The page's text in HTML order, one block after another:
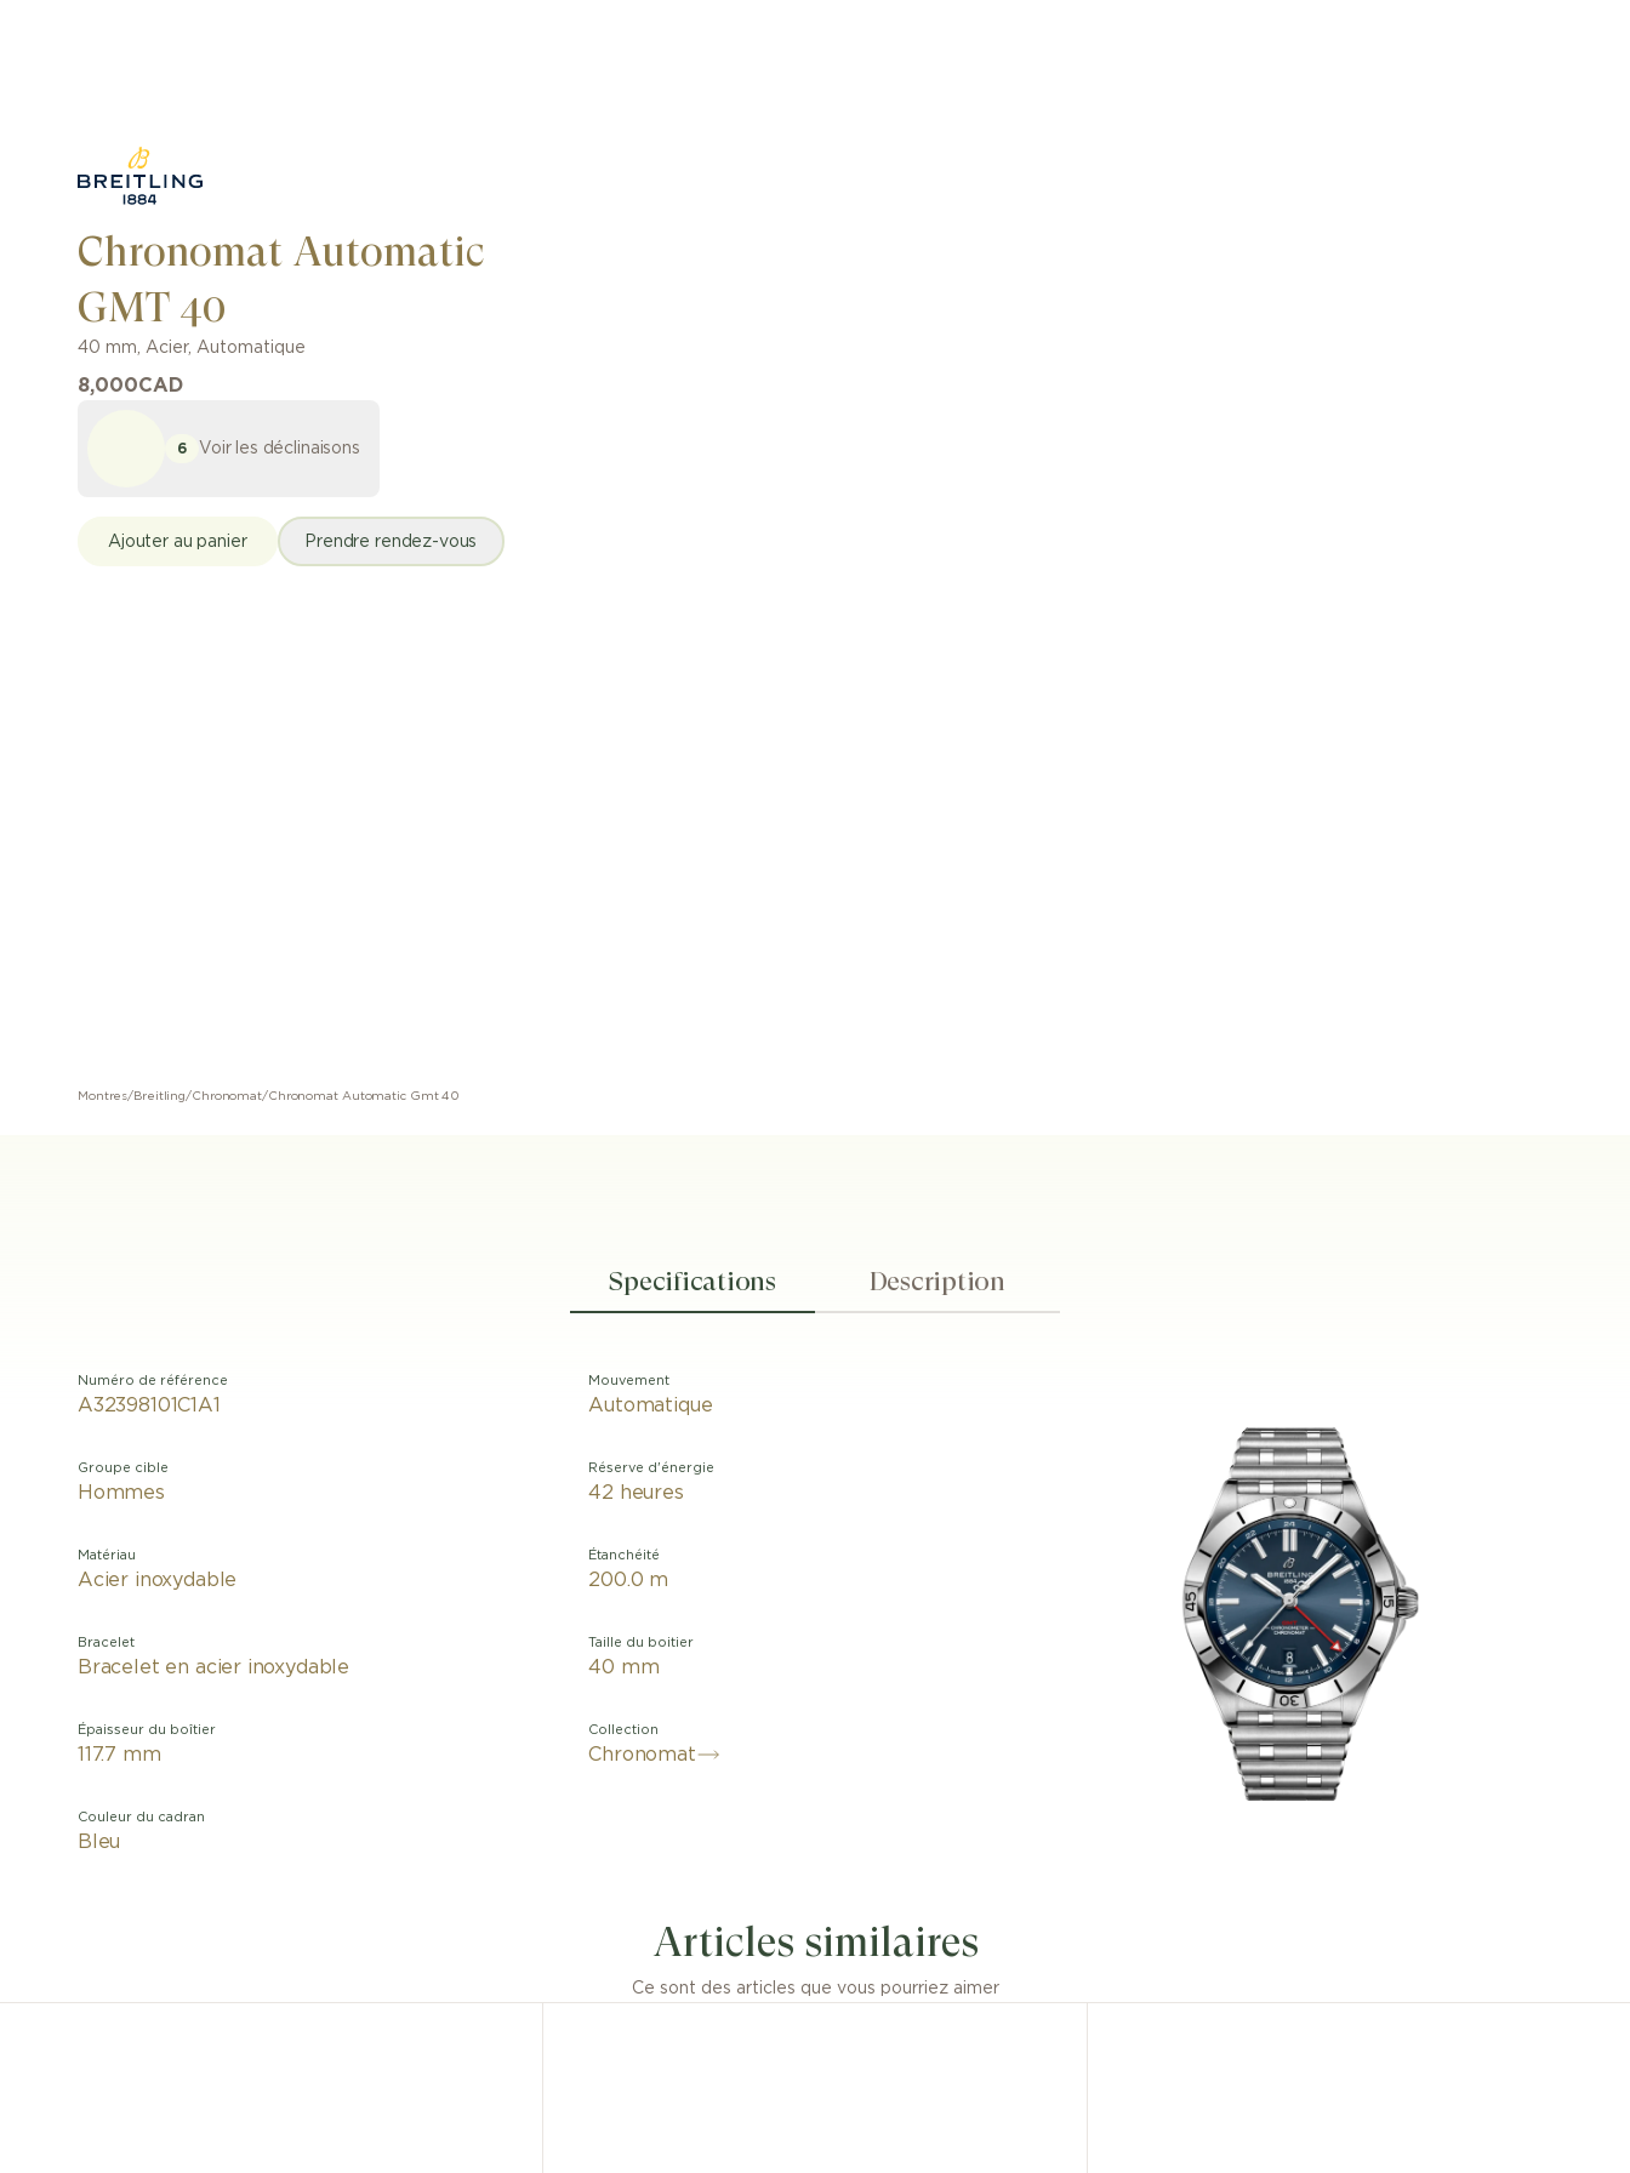
Chronomat Automatic
GMT 40
40 mm, Acier, Automatique
8,000CAD
6 Voir les déclinaisons
Ajouter au panier Prendre rendez-vous
Montres/ Breitling/Chronomat/Chronomat Automatic Gmt 40
Specifications Description
Numéro de référence
A32398101C1A1
Groupe cible
Hommes
Matériau
Acier inoxydable
Bracelet
Bracelet en acier inoxydable
Épaisseur du boîtier
117.7 mm
Couleur du cadran
Bleu
Mouvement
Automatique
Réserve d'énergie
42 heures
Étanchéité
200.0 m
Taille du boitier
40 mm
Collection
Chronomat
esthétique décontractée. Associées à un boîtier et un bracelet tout en
acier, les couleurs raffinées du cadran s’adaptent à toutes les tenues. Par
ailleurs, la graduation 24 heures ton sur ton laisse l’aiguille GMT rouge
Articles similaires
Ce sont des articles que vous pourriez aimer